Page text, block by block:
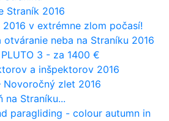
Straník 2016
2016 v extrémne zlom počasí!
neba na Straníku 2016
3 - za 1400 €
a inšpektorov 2016
Novoročný zlet 2016
na Straníku...
paragliding - colour autumn in